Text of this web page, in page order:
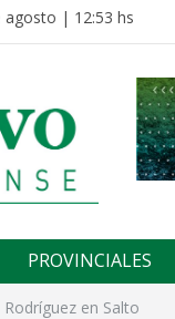
agosto | 12:53 hs
PROVINCIALES
en Salto